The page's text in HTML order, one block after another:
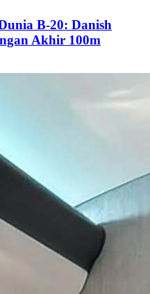
B-20: Danish
Akhir 100m